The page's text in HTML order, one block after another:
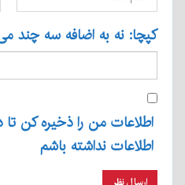
کپچا: نه به اضافه سه چند
اطلاعات من را ذخیره کن تا
اطلاعات نداشته باشم